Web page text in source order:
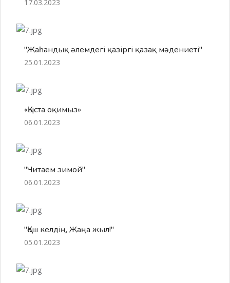
17.03.2023
"Жаһандық әлемдегі қазіргі қазақ мәдениеті"
25.01.2023
«Қыста оқимыз»
06.01.2023
"Читаем зимой"
06.01.2023
"Қош келдің, Жаңа жыл!"
05.01.2023